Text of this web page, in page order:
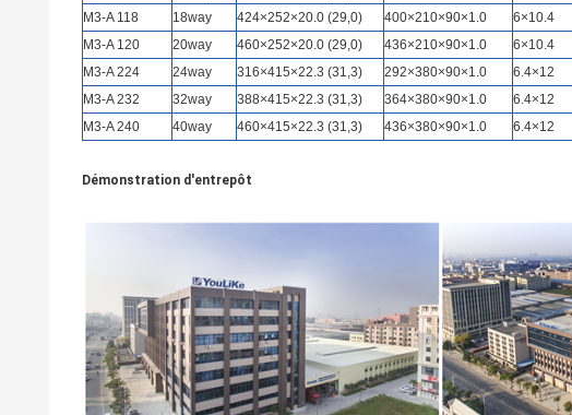
M3-A 118
18way 424×252×20.0 (29,0) 400×210×90×1.0 6×10.4
M3-A 120
20way 460×252×20.0 (29,0) 436×210×90×1.0 6×10.4
M3-A 224
24way 316×415×22.3 (31,3) 292×380×90×1.0 6.4×12
M3-A 232
32way 388×415×22.3 (31,3) 364×380×90×1.0 6.4×12
M3-A 240
40way 460×415×22.3 (31,3) 436×380×90×1.0 6.4×12
Démonstration d'entrepôt